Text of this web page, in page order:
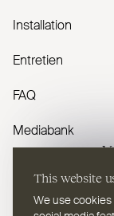
This website
We use cookies
Installation
Entretien
FAQ
Mediabank